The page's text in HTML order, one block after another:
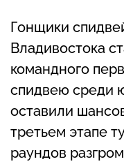
Гонщики
Владивостока
командного
спидвею среди
оставили
третьем этапе
раундов